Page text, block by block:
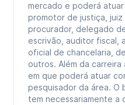
mercado e poderá
promotor de justiça,
procurador, delegado
escrivão, auditor fiscal,
oficial de chancelaria,
outros. Além da carreira
em que poderá atuar
pesquisador da área. O
tem necessariamente a